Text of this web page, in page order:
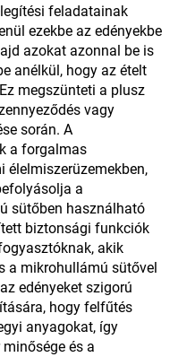
feladatainak
ezekbe az edényekbe
azokat azonnal be is
anélkül, hogy az ételt
megszünteti a plusz
vagy
során. A
a forgalmas
élelmiszerüzemekben,
a
sütőben használható
biztonsági funkciók
akik
a mikrohullámú sütővel
edényeket szigorú
hogy felfűtés
anyagokat, így
és a